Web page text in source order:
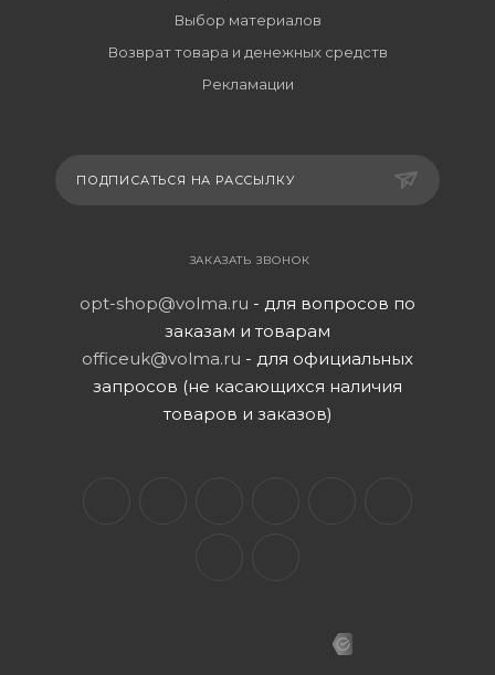
Выбор материалов
Возврат товара и денежных средств
Рекламации
ПОДПИСАТЬСЯ НА РАССЫЛКУ
ЗАКАЗАТЬ ЗВОНОК
opt-shop@volma.ru - для вопросов по
заказам и товарам
officeuk@volma.ru - для официальных
запросов (не касающихся наличия
товаров и заказов)